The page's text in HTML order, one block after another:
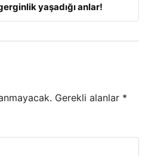
yaşadığı anlar!
Gerekli alanlar *